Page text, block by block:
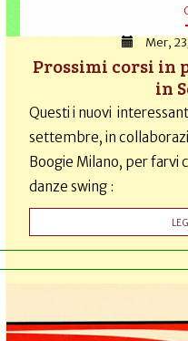
Mer,
Prossimi corsi in
in
Questi i nuovi
settembre, in
Boogie Milano, per farvi
danze swing :